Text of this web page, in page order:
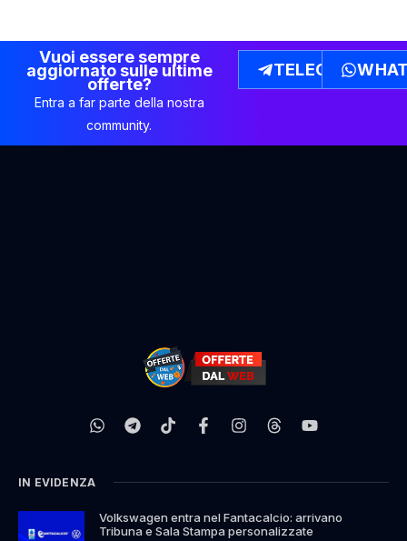
Vuoi essere sempre
aggiornato sulle ultime
offerte?
Entra a far parte della nostra
community.
TELEGRAM
IN EVIDENZA
Volkswagen entra nel Fantacalcio: arrivano
Tribuna e Sala Stampa personalizzate